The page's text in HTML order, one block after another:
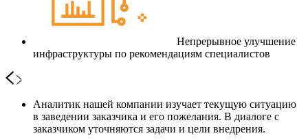
Непрерывное улучшение
инфраструктуры по рекомендациям специалистов
Аналитик нашей компании изучает текущую ситуацию
в заведении заказчика и его пожелания. В диалоге с
заказчиком уточняются задачи и цели внедрения.